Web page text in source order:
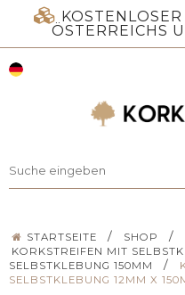
ÖSTERREICHS
STARTSEITE / SHOP /
KORKSTREIFEN MIT
SELBSTKLEBUNG 150MM
/
SELBSTKLEBUNG 12MM X